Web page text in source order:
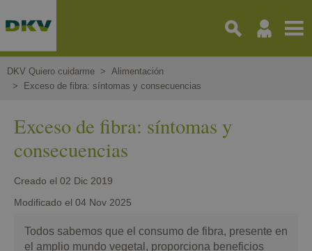
al
principal
DKV Quiero cuidarme
Alimentación
Exceso de fibra: síntomas y consecuencias
Exceso de fibra: síntomas y
consecuencias
Creado el 02 Dic 2019
Modificado el 04 Nov 2025
Todos sabemos que el consumo de fibra, presente en
el amplio mundo vegetal, proporciona beneficios